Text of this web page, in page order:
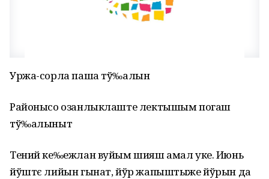
Уржа-сорла паша тў‰алын
Районысо озанлыклаште лектышым погаш
тў‰алыныт
Тений ке‰ежлан вуйым шияш амал уке. Июнь
йўштє лийын гынат, йўр жапыштыже йўрын да